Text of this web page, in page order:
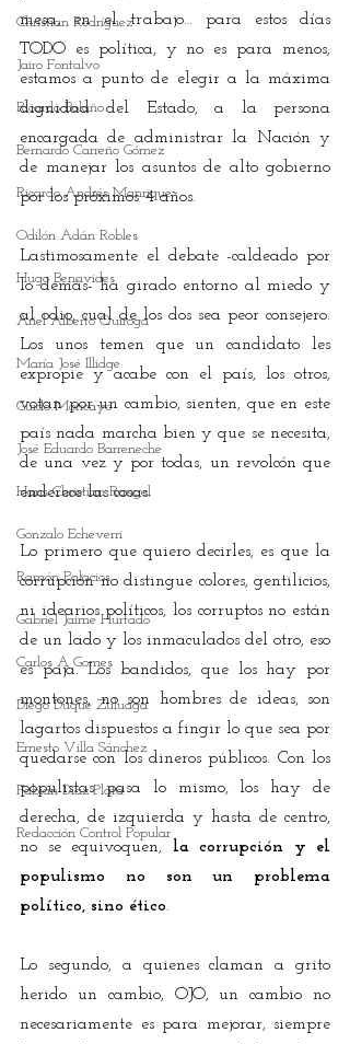
Christian Rodríguez
Jairo Fontalvo
Ricardo Bolaño
Bernardo Carreño Gómez
Ricardo Andrés Manrique
Odilón Adán Robles
Hugo Benavides
Ariel Alberto Quiroga
María José Illidge
Guido Moncayo
José Eduardo Barreneche
Hans Christian Rangel
Gonzalo Echeverri
Ramón Palacios
Gabriel Jaime Hurtado
Carlos A Gomes
Diego Duque Zuluaga
Ernesto Villa Sánchez
Fabián Díaz Plata
Redacción Control Popular
mesa, en el trabajo… para estos días
TODO es política, y no es para menos,
estamos a punto de elegir a la máxima
dignidad del Estado, a la persona
encargada de administrar la Nación y
de manejar los asuntos de alto gobierno
por los próximos 4 años.
Lastimosamente el debate -caldeado por
lo demás- ha girado entorno al miedo y
al odio, cual de los dos sea peor consejero.
Los unos temen que un candidato les
expropie y acabe con el país, los otros,
votan por un cambio, sienten, que en este
país nada marcha bien y que se necesita,
de una vez y por todas, un revolcón que
enderece las cosas.
Lo primero que quiero decirles, es que la
corrupción no distingue colores, gentilicios,
ni idearios políticos, los corruptos no están
de un lado y los inmaculados del otro, eso
es paja. Los bandidos, que los hay por
montones, no son hombres de ideas, son
lagartos dispuestos a fingir lo que sea por
quedarse con los dineros públicos. Con los
populistas pasa lo mismo, los hay de
derecha, de izquierda y hasta de centro,
no se equivoquen, la corrupción y el
populismo no son un problema
político, sino ético.
Lo segundo, a quienes claman a grito
herido un cambio, OJO, un cambio no
necesariamente es para mejorar, siempre